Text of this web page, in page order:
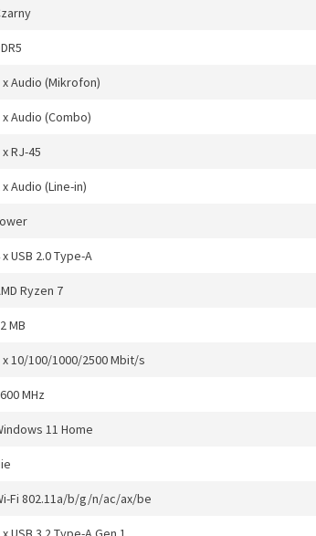
x Audio (Mikrofon)
x Audio (Combo)
x RJ-45
x Audio (Line-in)
x USB 2.0 Type-A
Ryzen 7
MB
x 10/100/1000/2500 Mbit/s
MHz
11 Home
Fi 802.11a/b/g/n/ac/ax/be